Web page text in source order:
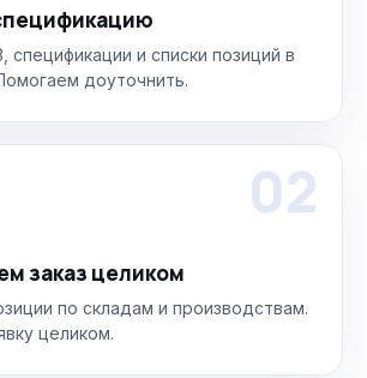
и списки позиций в
доуточнить.
02
заказ целиком
по складам и производствам.
целиком.